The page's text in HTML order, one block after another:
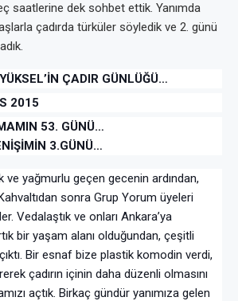
saatlerine dek sohbet ettik. Yanımda
çadırda türküler söyledik ve 2. günü
ÇADIR GÜNLÜĞÜ…
2015
53. GÜNÜ…
3.GÜNÜ…
ve yağmurlu geçen gecenin ardından,
sonra Grup Yorum üyeleri
Vedalaştık ve onları Ankara’ya
bir yaşam alanı olduğundan, çeşitli
Bir esnaf bize plastik komodin verdi,
çadırın içinin daha düzenli olmasını
açtık. Birkaç gündür yanımıza gelen